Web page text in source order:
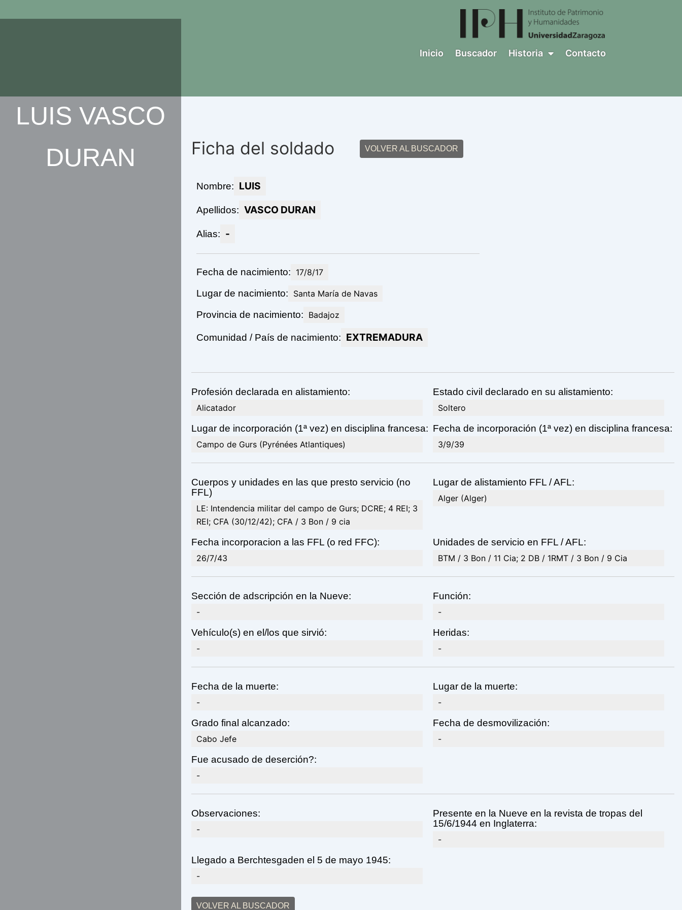
al
Inicio Buscador Historia Contacto
LUIS VASCO
DURAN
Ficha del soldado VOLVER AL BUSCADOR
Nombre: LUIS
Apellidos: VASCO DURAN
Alias: -
Fecha de nacimiento: 17/8/17
Lugar de nacimiento: Santa María de Navas
Provincia de nacimiento: Badajoz
Comunidad / País de nacimiento: EXTREMADURA
Profesión declarada en alistamiento:
Alicatador
Estado civil declarado en su alistamiento:
Soltero
Lugar de incorporación (1ª vez) en disciplina francesa:
Campo de Gurs (Pyrénées Atlantiques)
Fecha de incorporación (1ª vez) en disciplina francesa:
3/9/39
Cuerpos y unidades en las que presto servicio (no
FFL)
LE: Intendencia militar del campo de Gurs; DCRE; 4 REI; 3
REI; CFA (30/12/42); CFA / 3 Bon / 9 cia
Lugar de alistamiento FFL / AFL:
Alger (Alger)
Fecha incorporacion a las FFL (o red FFC):
26/7/43
Unidades de servicio en FFL / AFL:
BTM / 3 Bon / 11 Cia; 2 DB / 1RMT / 3 Bon / 9 Cia
Sección de adscripción en la Nueve:
-
Función:
-
Vehículo(s) en el/los que sirvió:
-
Heridas:
-
Fecha de la muerte:
-
Lugar de la muerte:
-
Grado final alcanzado:
Cabo Jefe
Fecha de desmovilización:
-
Fue acusado de deserción?:
-
Observaciones:
-
Presente en la Nueve en la revista de tropas del
15/6/1944 en Inglaterra:
-
Llegado a Berchtesgaden el 5 de mayo 1945:
-
VOLVER AL BUSCADOR